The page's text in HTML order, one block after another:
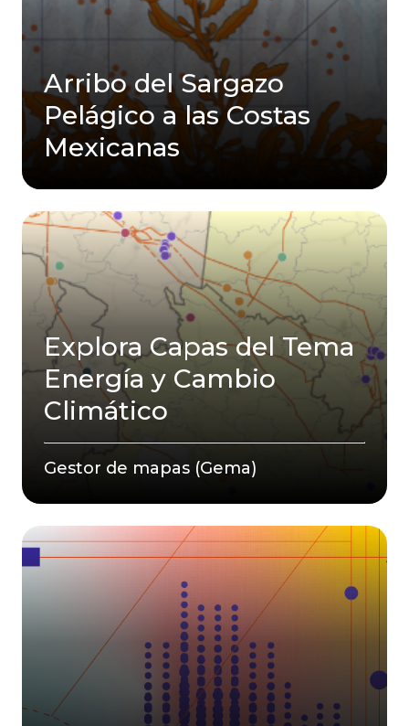
Arribo del Sargazo
Pelágico a las Costas
Mexicanas
Explora Capas del Tema
Energía y Cambio
Climático
Gestor de mapas (Gema)